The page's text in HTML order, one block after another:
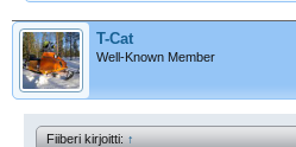
T-Cat
Well-Known Member
Fiiberi kirjoitti:↑